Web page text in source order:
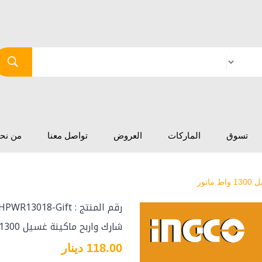
تسوق الماركات العروض تواصل معنا من
رقم المنتج : HPWR13018-Gift
شارك واربح ماكينة غسيل 1300 واط ماتور
118.00 دينار